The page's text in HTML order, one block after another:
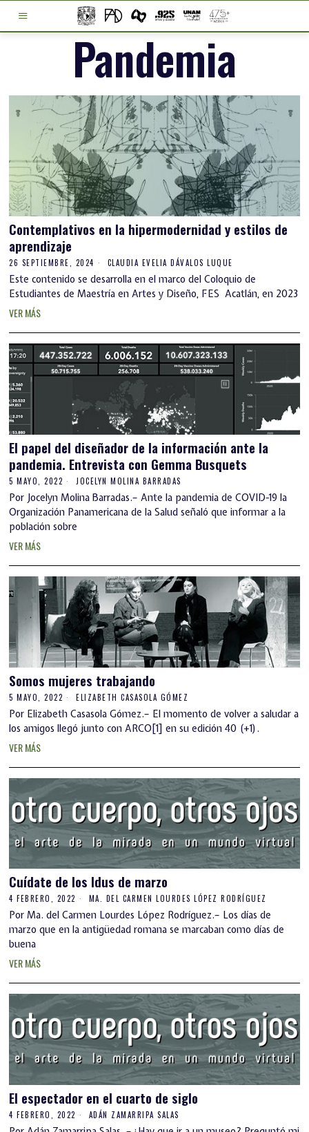
Pandemia
Contemplativos en la hipermodernidad y estilos de
aprendizaje
26 SEPTIEMBRE, 2024 CLAUDIA EVELIA DÁVALOS LUQUE
Este contenido se desarrolla en el marco del Coloquio de
Estudiantes de Maestría en Artes y Diseño, FES Acatlán, en 2023
VER MÁS
El papel del diseñador de la información ante la
pandemia. Entrevista con Gemma Busquets
5 MAYO, 2022 JOCELYN MOLINA BARRADAS
Por Jocelyn Molina Barradas.– Ante la pandemia de COVID-19 la
Organización Panamericana de la Salud señaló que informar a la
población sobre
VER MÁS
Somos mujeres trabajando
5 MAYO, 2022 ELIZABETH CASASOLA GÓMEZ
Por Elizabeth Casasola Gómez.– El momento de volver a saludar a
los amigos llegó junto con ARCO[1] en su edición 40 (+1).
VER MÁS
Cuídate de los Idus de marzo
4 FEBRERO, 2022 MA. DEL CARMEN LOURDES LÓPEZ RODRÍGUEZ
Por Ma. del Carmen Lourdes López Rodríguez.­– Los días de
marzo que en la antigüedad romana se marcaban como días de
buena
VER MÁS
El espectador en el cuarto de siglo
4 FEBRERO, 2022 ADÁN ZAMARRIPA SALAS